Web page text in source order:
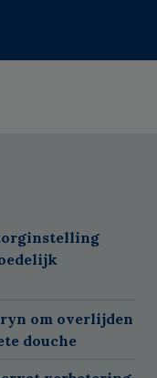
om overlijden
douche